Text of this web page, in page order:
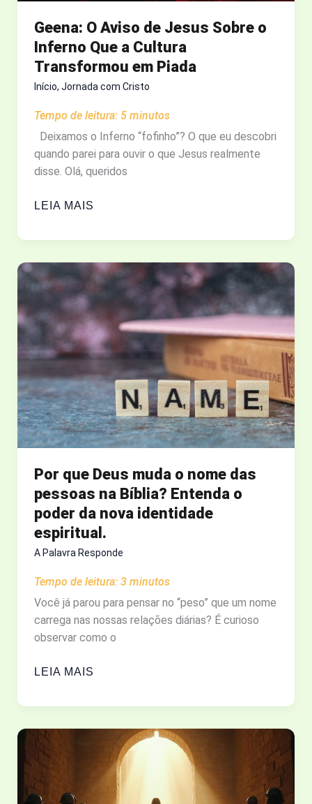
Geena: O Aviso de Jesus Sobre o
Inferno Que a Cultura
Transformou em Piada
Início, Jornada com Cristo
Tempo de leitura: 5 minutos
Deixamos o Inferno “fofinho”? O que eu descobri
quando parei para ouvir o que Jesus realmente
disse. Olá, queridos
GEENA:
AVISO
SOBRE
O
INFERNO
QUE
A
CULTURA
TRANSFORMOU
EM
PIADA
LEIA MAIS
Por que Deus muda o nome das
pessoas na Bíblia? Entenda o
poder da nova identidade
espiritual.
A Palavra Responde
Tempo de leitura: 3 minutos
Você já parou para pensar no “peso” que um nome
carrega nas nossas relações diárias? É curioso
observar como o
POR
DEUS
O
NOME
PESSOAS
LEIA MAIS